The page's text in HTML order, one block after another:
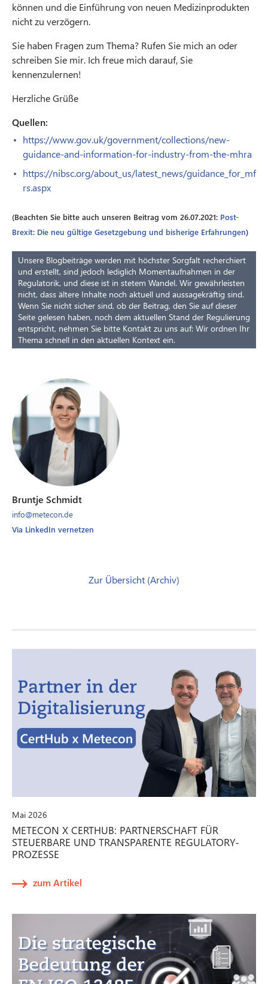
können und die Einführung von neuen Medizinprodukten
nicht zu verzögern.
Sie haben Fragen zum Thema? Rufen Sie mich an oder
schreiben Sie mir. Ich freue mich darauf, Sie
kennenzulernen!
Herzliche Grüße
Quellen:
https://www.gov.uk/government/collections/new-
guidance-and-information-for-industry-from-the-mhra
https://nibsc.org/about_us/latest_news/guidance_for_mf
rs.aspx
(Beachten Sie bitte auch unseren Beitrag vom 26.07.2021: Post-
Brexit: Die neu gültige Gesetzgebung und bisherige Erfahrungen)
Unsere Blogbeiträge werden mit höchster Sorgfalt recherchiert
und erstellt, sind jedoch lediglich Momentaufnahmen in der
Regulatorik, und diese ist in stetem Wandel. Wir gewährleisten
nicht, dass ältere Inhalte noch aktuell und aussagekräftig sind.
Wenn Sie nicht sicher sind, ob der Beitrag, den Sie auf dieser
Seite gelesen haben, noch dem aktuellen Stand der Regulierung
entspricht, nehmen Sie bitte Kontakt zu uns auf: Wir ordnen Ihr
Thema schnell in den aktuellen Kontext ein.
Bruntje Schmidt
info@metecon.de
Via LinkedIn vernetzen
Zur Übersicht (Archiv)
Mai 2026
METECON X CERTHUB: PARTNERSCHAFT FÜR
STEUERBARE UND TRANSPARENTE REGULATORY-
PROZESSE
zum Artikel